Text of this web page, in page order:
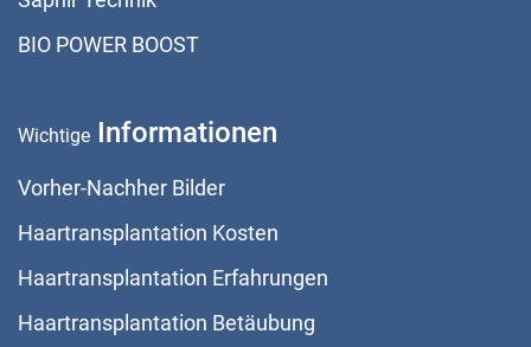
BIO POWER BOOST
Wichtige Informationen
Vorher-Nachher Bilder
Haartransplantation Kosten
Haartransplantation Erfahrungen
Haartransplantation Betäubung